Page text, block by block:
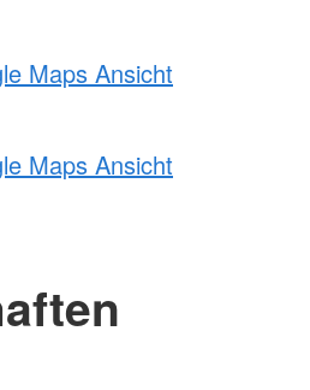
Maps Ansicht
Maps Ansicht